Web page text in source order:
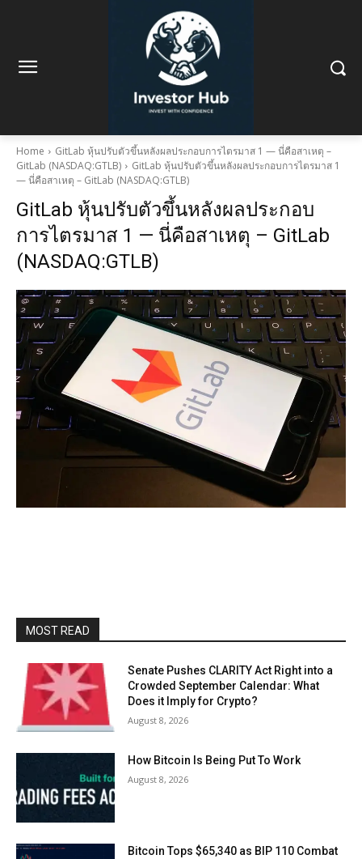
Home
GitLab หุ้นปรับตัวขึ้นหลังผลประกอบการไตรมาส 1 — นี่คือสาเหตุ –
GitLab (NASDAQ:GTLB)
GitLab หุ้นปรับตัวขึ้นหลังผลประกอบการไตรมาส 1
— นี่คือสาเหตุ – GitLab (NASDAQ:GTLB)
GitLab หุ้นปรับตัวขึ้นหลังผลประกอบ
การไตรมาส 1 — นี่คือสาเหตุ – GitLab
(NASDAQ:GTLB)
MOST READ
Senate Pushes CLARITY Act Right into a
Crowded September Calendar: What
Does it Imply for Crypto?
August 8, 2026
How Bitcoin Is Being Put To Work
August 8, 2026
Bitcoin Tops $65,340 as BIP 110 Combat